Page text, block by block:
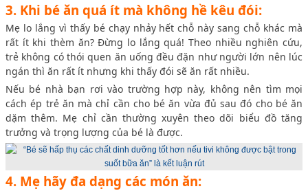
3. Khi bé ăn quá ít mà không hề kêu đói:
Mẹ lo lắng vì thấy bé chạy nhảy hết chỗ này sang chỗ khác mà
rất ít khi thèm ăn? Đừng lo lắng quá! Theo nhiều nghiên cứu,
trẻ không có thói quen ăn uống đều đặn như người lớn nên lúc
ngán thì ăn rất ít nhưng khi thấy đói sẽ ăn rất nhiều.
Nếu bé nhà bạn rơi vào trường hợp này, không nên tìm mọi
cách ép trẻ ăn mà chỉ cần cho bé ăn vừa đủ sau đó cho bé ăn
dặm thêm. Mẹ chỉ cần thường xuyên theo dõi biểu đồ tăng
trưởng và trọng lượng của bé là được.
4. Mẹ hãy đa dạng các món ăn: